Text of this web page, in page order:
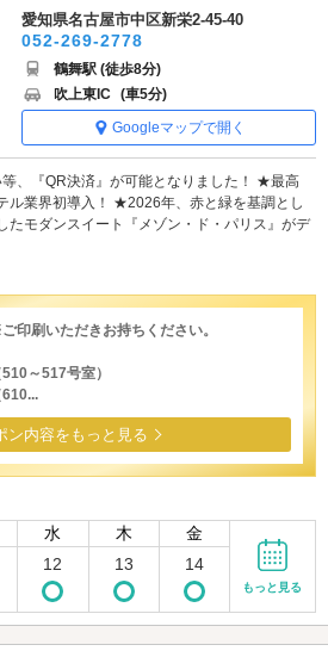
愛知県名古屋市中区新栄2-45-40
052-269-2778
鶴舞駅 (徒歩8分)
吹上東IC (車5分)
Googleマップで開く
、『QR決済』が可能となりました！ ★最高
ル業界初導入！ ★2026年、赤と緑を基調とし
たモダンスイート『メゾン・ド・パリス』がデ
印刷いただきお持ちください。
～517号室）
ン内容をもっと見る
水 木 金
12 13 14
もっと見る